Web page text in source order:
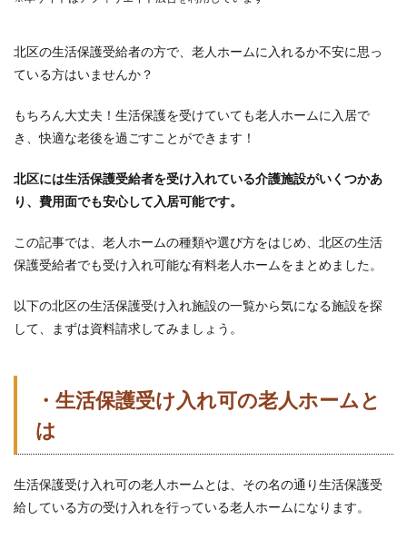
北区の生活保護受給者の方で、老人ホームに入れるか不安に思っ
ている方はいませんか？
もちろん大丈夫！生活保護を受けていても老人ホームに入居で
き、快適な老後を過ごすことができます！
北区には生活保護受給者を受け入れている介護施設がいくつかあ
り、費用面でも安心して入居可能です。
この記事では、老人ホームの種類や選び方をはじめ、北区の生活
保護受給者でも受け入れ可能な有料老人ホームをまとめました。
以下の北区の生活保護受け入れ施設の一覧から気になる施設を探
して、まずは資料請求してみましょう。
・生活保護受け入れ可の老人ホームと
は
生活保護受け入れ可の老人ホームとは、その名の通り生活保護受
給している方の受け入れを行っている老人ホームになります。